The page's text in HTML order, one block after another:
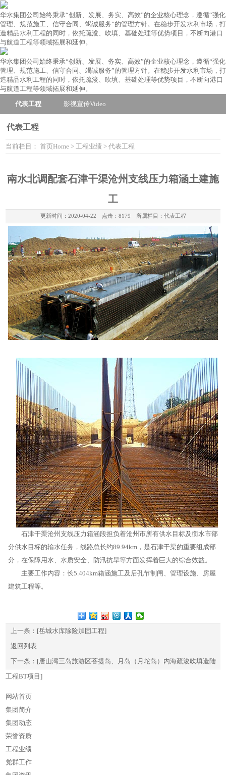
华水集团公司始终秉承“创新、发展、务实、高效”的企业核心理念，遵循“强化
管理、规范施工、信守合同、竭诚服务”的管理方针。在稳步开发水利市场，打
造精品水利工程的同时，依托疏浚、吹填、基础处理等优势项目，不断向港口
与航道工程等领域拓展和延伸。
华水集团公司始终秉承“创新、发展、务实、高效”的企业核心理念，遵循“强化
管理、规范施工、信守合同、竭诚服务”的管理方针。在稳步开发水利市场，打
造精品水利工程的同时，依托疏浚、吹填、基础处理等优势项目，不断向港口
与航道工程等领域拓展和延伸。
代表工程
影视宣传Video
代表工程
当前栏目： 首页Home > 工程业绩> 代表工程
南水北调配套石津干渠沧州支线压力箱涵土建施
工
更新时间： 2020-04-22 点击：8179 所属栏目： 代表工程
石津干渠沧州支线压力箱涵段担负着沧州市所有供水目标及衡水市部
分供水目标的输水任务，线路总长约89.94km，是石津干渠的重要组成部
分，在保障用水、水质安全、防汛抗旱等方面发挥着巨大的综合效益。
主要工作内容：长5.404km箱涵施工及后孔节制闸、管理设施、房屋
建筑工程等。
上一条： [岳城水库除险加固工程]
返回列表
下一条： [唐山湾三岛旅游区菩提岛、月岛（月坨岛）内海疏浚吹填造陆
工程BT项目]
网站首页
集团简介
集团动态
荣誉资质
工程业绩
党群工作